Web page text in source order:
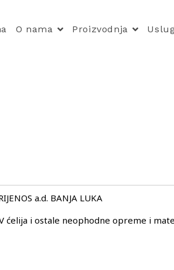
O nama Proizvodnja
a.d. BANJA LUKA
ćelija i ostale neophodne opreme i